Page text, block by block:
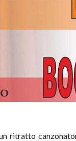
ritratto